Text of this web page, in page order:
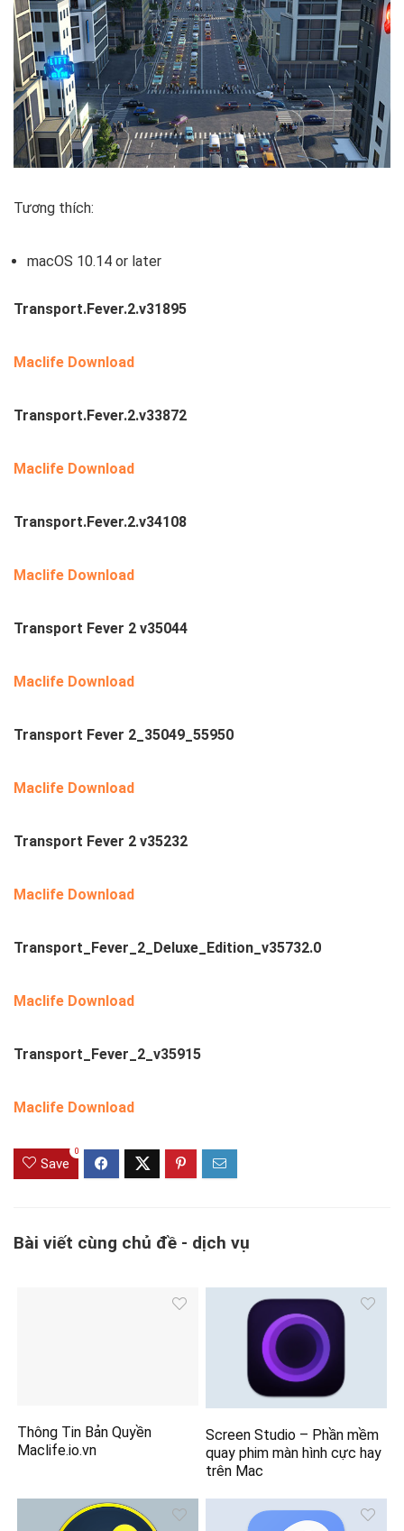
Tương thích:
macOS 10.14 or later
Transport.Fever.2.v31895
Maclife Download
Transport.Fever.2.v33872
Maclife Download
Transport.Fever.2.v34108
Maclife Download
Transport Fever 2 v35044
Maclife Download
Transport Fever 2_35049_55950
Maclife Download
Transport Fever 2 v35232
Maclife Download
Transport_Fever_2_Deluxe_Edition_v35732.0
Maclife Download
Transport_Fever_2_v35915
Maclife Download
Save
0
Bài viết cùng chủ đề - dịch vụ
Thông Tin Bản Quyền
Maclife.io.vn
Screen Studio – Phần mềm
quay phim màn hình cực hay
trên Mac